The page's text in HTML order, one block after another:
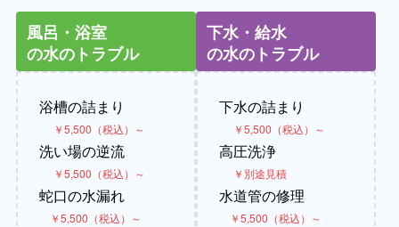
風呂・浴室
の水のトラブル
浴槽の詰まり
￥5,500（税込）～
洗い場の逆流
￥5,500（税込）～
蛇口の水漏れ
￥5,500（税込）～
下水・給水
の水のトラブル
下水の詰まり
￥5,500（税込）～
高圧洗浄
￥別途見積
水道管の修理
￥5,500（税込）～